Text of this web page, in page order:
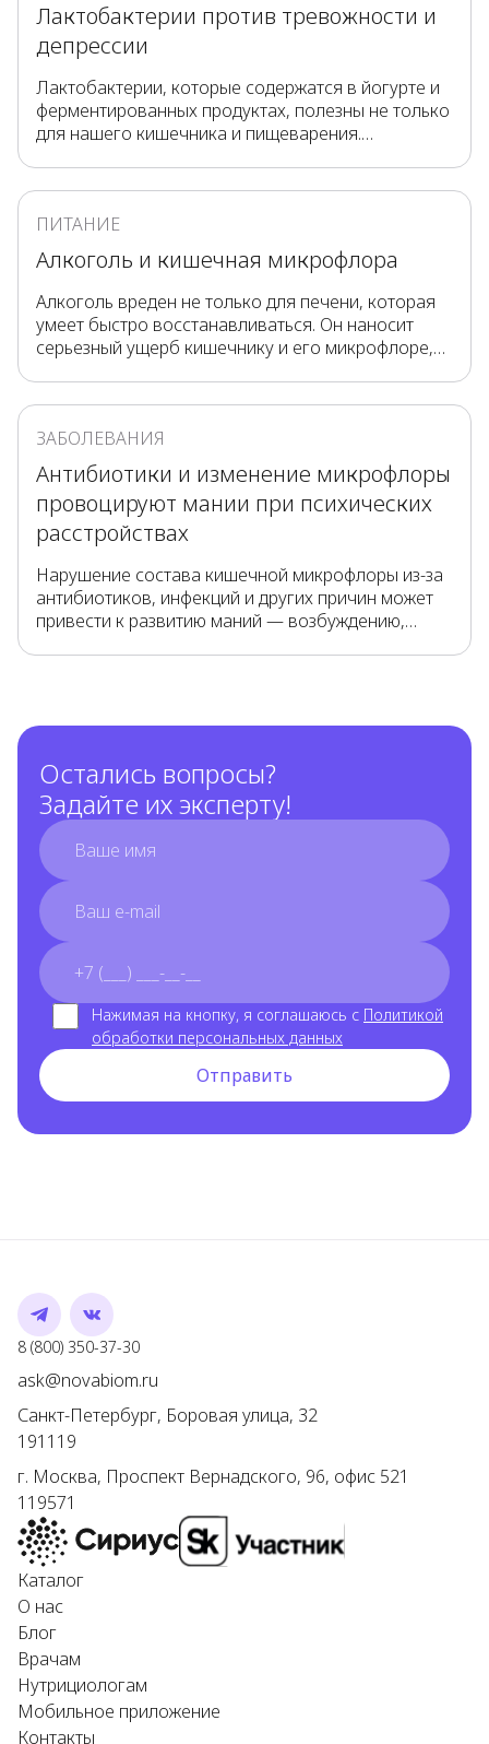
Лактобактерии против тревожности и
депрессии
Лактобактерии, которые содержатся в йогурте и
ферментированных продуктах, полезны не только
для нашего кишечника и пищеварения.
ПИТАНИЕ
Алкоголь и кишечная микрофлора
Алкоголь вреден не только для печени, которая
умеет быстро восстанавливаться. Он наносит
серьезный ущерб кишечнику и его микрофлоре,
отказывая себе в удовольствии?
ЗАБОЛЕВАНИЯ
Антибиотики и изменение микрофлоры
провоцируют мании при психических
расстройствах
Нарушение состава кишечной микрофлоры из-за
антибиотиков, инфекций и других причин может
привести к развитию маний — возбуждению,
Остались вопросы?
Задайте их эксперту!
full_name
email
phone_number
Нажимая на кнопку, я соглашаюсь с Политикой
обработки персональных данных
Отправить
Telegram
VK
8 (800) 350-37-30Номер телефона
ask@novabiom.ru
Санкт-Петербург, Боровая улица, 32
191119
г. Москва, Проспект Вернадского, 96, офис 521
119571
Каталог
О нас
Блог
Врачам
Нутрициологам
Мобильное приложение
Контакты